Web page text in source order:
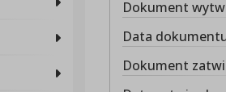
Dokument
Data
Dokument